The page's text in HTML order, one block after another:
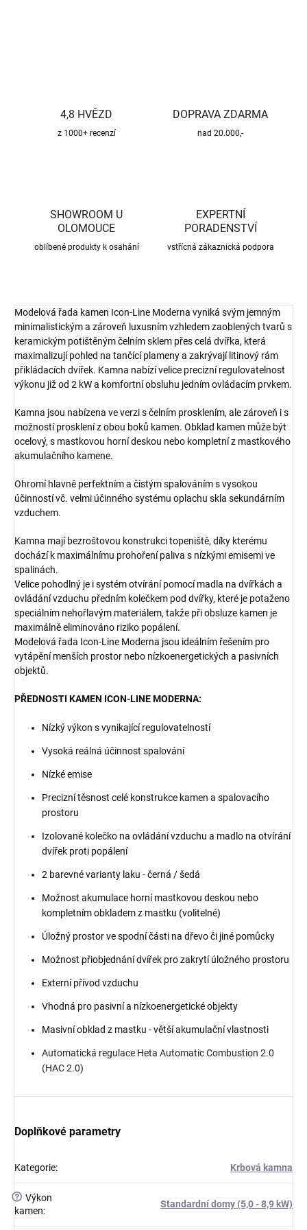
4,8 HVĚZD
z 1000+ recenzí
DOPRAVA ZDARMA
nad 20.000,-
SHOWROOM U
OLOMOUCE
oblíbené produkty k osahání
EXPERTNÍ
PORADENSTVÍ
vstřícná zákaznická podpora
Modelová řada kamen Icon-Line Moderna vyniká svým jemným
minimalistickým a zároveň luxusním vzhledem zaoblených tvarů s
keramickým potištěným čelním sklem přes celá dvířka, která
maximalizují pohled na tančící plameny a zakrývají litinový rám
přikládacích dvířek. Kamna nabízívelice precizní regulovatelnost
výkonu již od 2 kW a komfortní obsluhu jedním ovládacím prvkem.
Kamna jsou nabízena ve verzi s čelním prosklením, ale zároveň i s
možností prosklení z obou boků kamen. Obklad kamen může být
ocelový, s mastkovou horní deskou nebo kompletní z mastkového
akumulačního kamene.
Ohromí hlavně perfektním a čistým spalováním s vysokou
účinností vč. velmi účinného systému oplachu skla sekundárním
vzduchem.
Kamna mají bezroštovou konstrukci topeniště, díky kterému
dochází k maximálnímu prohoření paliva s nízkými emisemi ve
spalinách.
Velice pohodlný je i systém otvírání pomocí madla na dvířkách a
ovládání vzduchu předním kolečkem pod dvířky, které je potaženo
speciálním nehořlavým materiálem, takže při obsluze kamen je
maximálně eliminováno riziko popálení.
Modelová řada Icon-Line Moderna jsou ideálním řešením pro
vytápění menších prostor nebo nízkoenergetických a pasivních
objektů.
PŘEDNOSTI KAMEN ICON-LINE MODERNA:
Nízký výkon s vynikající regulovatelností
Vysoká reálná účinnost spalování
Nízké emise
Precizní těsnost celé konstrukce kamen a spalovacího
prostoru
Izolované kolečko na ovládání vzduchu a madlo na otvírání
dvířek proti popálení
2 barevné varianty laku - černá / šedá
Možnost akumulace horní mastkovou deskou nebo
kompletním obkladem z mastku (volitelné)
Úložný prostor ve spodní části na dřevo či jiné pomůcky
Možnost přiobjednání dvířek pro zakrytí úložného prostoru
Externí přívod vzduchu
Vhodná pro pasivní a nízkoenergetické objekty
Masivní obklad z mastku - větší akumulační vlastnosti
Automatická regulace Heta Automatic Combustion 2.0
(HAC 2.0)
Doplňkové parametry
Kategorie: Krbová kamna
? Výkon
kamen:
Standardní domy (5,0 - 8,9 kW)